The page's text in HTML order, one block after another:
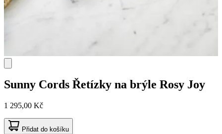
Sunny Cords Řetízky na brýle Rosy Joy
1 295,00 Kč
Přidat do košíku